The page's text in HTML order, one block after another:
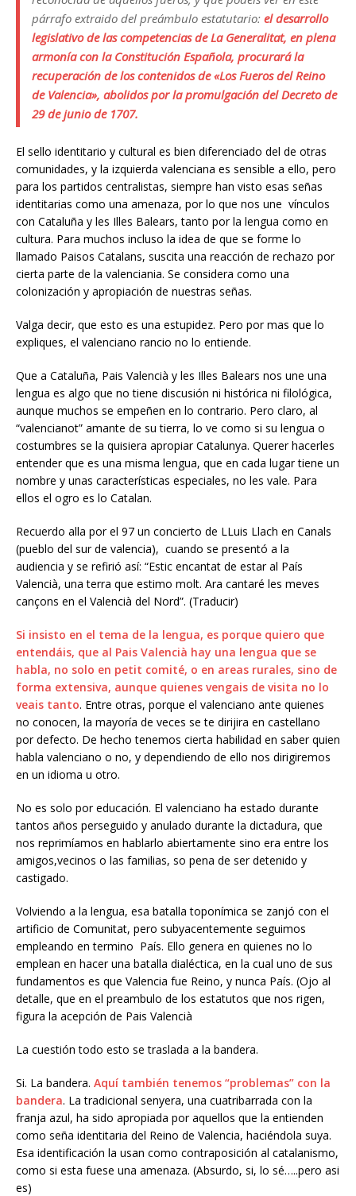
párrafo extraido del preámbulo estatutario: el desarrollo
legislativo de las competencias de La Generalitat, en plena
armonía con la Constitución Española, procurará la
recuperación de los contenidos de «Los Fueros del Reino
de Valencia», abolidos por la promulgación del Decreto de
29 de junio de 1707.
El sello identitario y cultural es bien diferenciado del de otras
comunidades, y la izquierda valenciana es sensible a ello, pero
para los partidos centralistas, siempre han visto esas señas
identitarias como una amenaza, por lo que nos une vínculos
con Cataluña y les Illes Balears, tanto por la lengua como en
cultura. Para muchos incluso la idea de que se forme lo
llamado Paisos Catalans, suscita una reacción de rechazo por
cierta parte de la valenciania. Se considera como una
colonización y apropiación de nuestras señas.
Valga decir, que esto es una estupidez. Pero por mas que lo
expliques, el valenciano rancio no lo entiende.
Que a Cataluña, Pais Valencià y les Illes Balears nos une una
lengua es algo que no tiene discusión ni histórica ni filológica,
aunque muchos se empeñen en lo contrario. Pero claro, al
“valencianot” amante de su tierra, lo ve como si su lengua o
costumbres se la quisiera apropiar Catalunya. Querer hacerles
entender que es una misma lengua, que en cada lugar tiene un
nombre y unas características especiales, no les vale. Para
ellos el ogro es lo Catalan.
Recuerdo alla por el 97 un concierto de LLuis Llach en Canals
(pueblo del sur de valencia), cuando se presentó a la
audiencia y se refirió así: “Estic encantat de estar al País
Valencià, una terra que estimo molt. Ara cantaré les meves
cançons en el Valencià del Nord”. (Traducir)
Si insisto en el tema de la lengua, es porque quiero que
entendáis, que al Pais Valencià hay una lengua que se
habla, no solo en petit comité, o en areas rurales, sino de
forma extensiva, aunque quienes vengais de visita no lo
veais tanto. Entre otras, porque el valenciano ante quienes
no conocen, la mayoría de veces se te dirijira en castellano
por defecto. De hecho tenemos cierta habilidad en saber quien
habla valenciano o no, y dependiendo de ello nos dirigiremos
en un idioma u otro.
No es solo por educación. El valenciano ha estado durante
tantos años perseguido y anulado durante la dictadura, que
nos reprimíamos en hablarlo abiertamente sino era entre los
amigos,vecinos o las familias, so pena de ser detenido y
castigado.
Volviendo a la lengua, esa batalla toponímica se zanjó con el
artificio de Comunitat, pero subyacentemente seguimos
empleando en termino País. Ello genera en quienes no lo
emplean en hacer una batalla dialéctica, en la cual uno de sus
fundamentos es que Valencia fue Reino, y nunca País. (Ojo al
detalle, que en el preambulo de los estatutos que nos rigen,
figura la acepción de Pais Valencià
La cuestión todo esto se traslada a la bandera.
Si. La bandera. Aquí también tenemos “problemas” con la
bandera. La tradicional senyera, una cuatribarrada con la
franja azul, ha sido apropiada por aquellos que la entienden
como seña identitaria del Reino de Valencia, haciéndola suya.
Esa identificación la usan como contraposición al catalanismo,
como si esta fuese una amenaza. (Absurdo, si, lo sé…..pero asi
es)